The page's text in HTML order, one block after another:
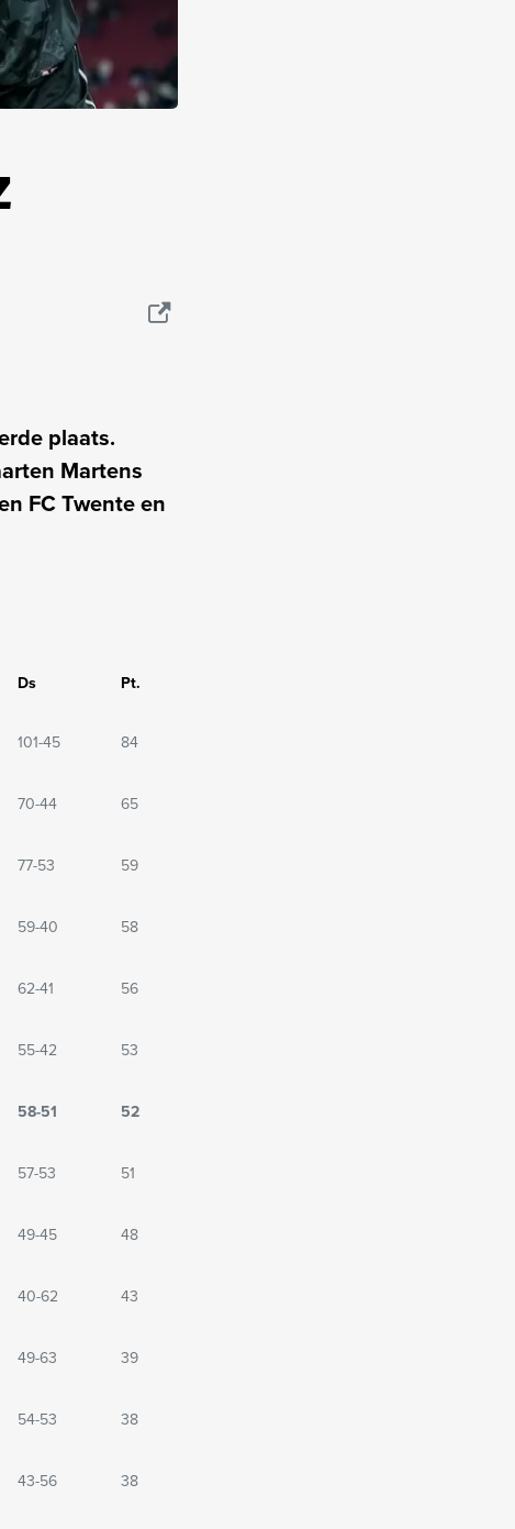
plaats.
Martens
FC Twente en
Ds Pt.
101-45 84
70-44 65
77-53 59
59-40 58
62-41 56
55-42 53
58-51 52
57-53 51
49-45 48
40-62 43
49-63 39
54-53 38
43-56 38